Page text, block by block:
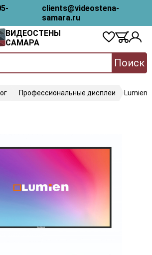
clients@videostena-
samara.ru
ВИДЕОСТЕНЫ
САМАРА
Поиск
Профессиональные дисплеи Lumien